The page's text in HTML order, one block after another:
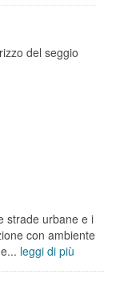
del seggio
strade urbane e i
con ambiente
leggi di più